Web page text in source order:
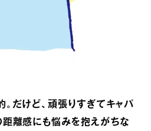
だけど、頑張りすぎてキャパ
離感にも悩みを抱えがちな